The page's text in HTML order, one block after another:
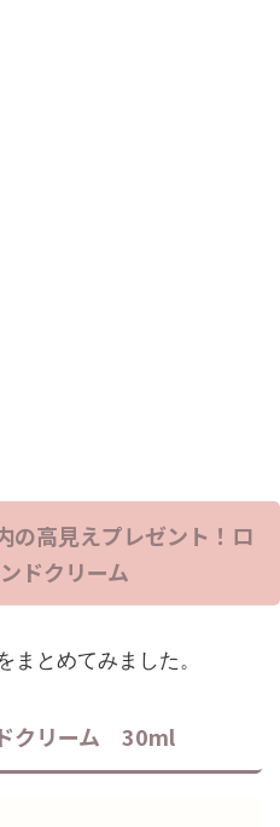
の高見えプレゼント！ロ
ドクリーム
とめてみました。
クリーム 30ml